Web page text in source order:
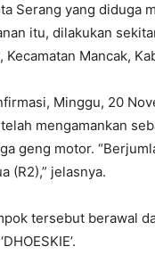
Serang yang diduga
itu, dilakukan
Mancak,
Minggu, 20
mengamankan
geng motor.
(R2),” jelasnya.
tersebut berawal